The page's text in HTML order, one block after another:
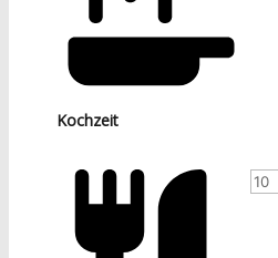
Kochzeit